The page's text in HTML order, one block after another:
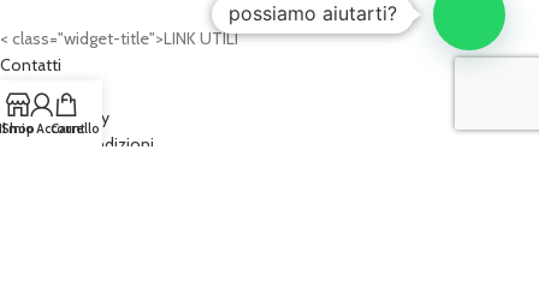
< class="widget-title">LINK UTILI
Contatti
Privacy Policy
Cookies Policy
Termini e Condizioni
Shop
Il mio Account
Carrello
possiamo aiutarti?